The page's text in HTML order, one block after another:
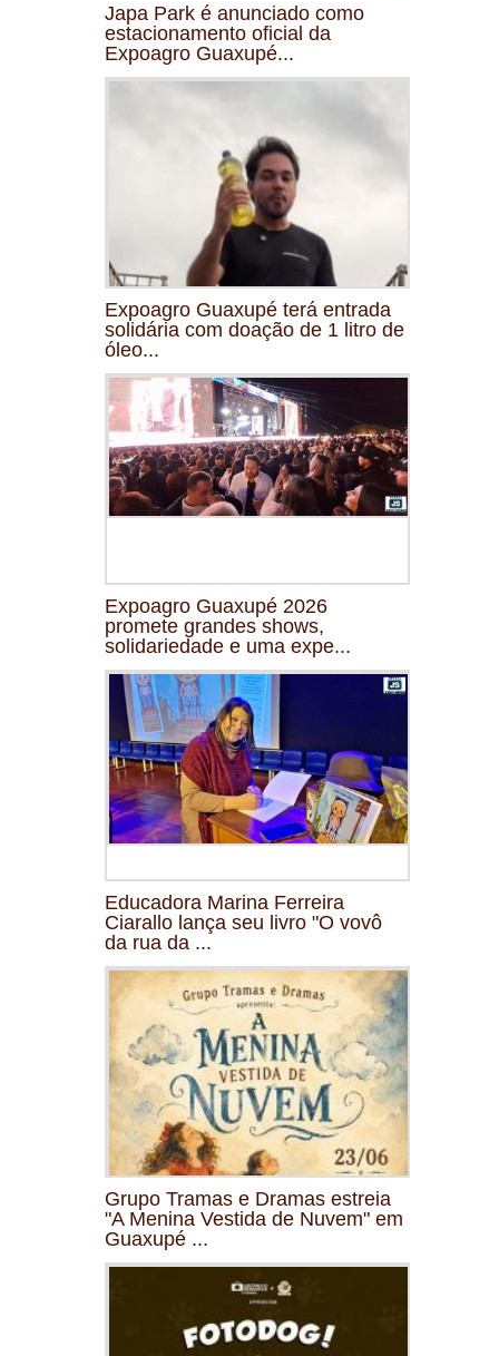
Japa Park é anunciado como
estacionamento oficial da
Expoagro Guaxupé...
Expoagro Guaxupé terá entrada
solidária com doação de 1 litro de
óleo...
Expoagro Guaxupé 2026
promete grandes shows,
solidariedade e uma expe...
Educadora Marina Ferreira
Ciarallo lança seu livro "O vovô
da rua da ...
Grupo Tramas e Dramas estreia
"A Menina Vestida de Nuvem" em
Guaxupé ...